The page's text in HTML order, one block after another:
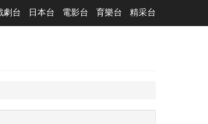
劇台 日本台 電影台 育樂台 精采台